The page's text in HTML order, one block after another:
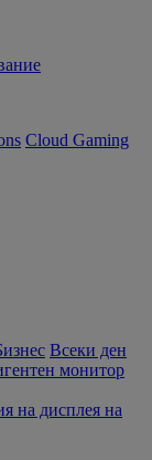
Cloud Gaming
Всеки ден
монитор
на дисплея на